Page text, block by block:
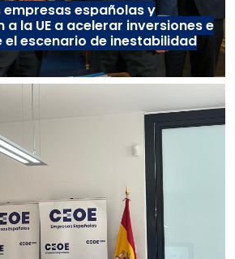
empresas españolas y
la UE a acelerar inversiones e
el escenario de inestabilidad